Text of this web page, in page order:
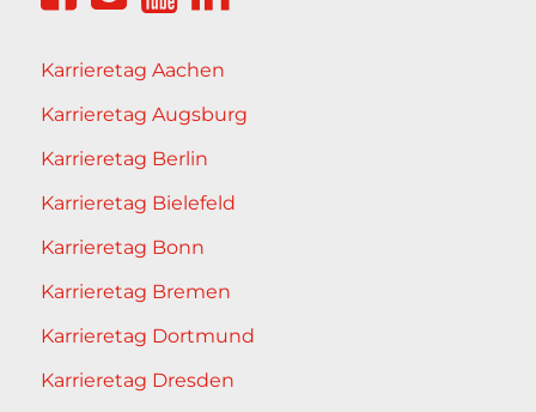
Karrieretag Aachen
Karrieretag Augsburg
Karrieretag Berlin
Karrieretag Bielefeld
Karrieretag Bonn
Karrieretag Bremen
Karrieretag Dortmund
Karrieretag Dresden